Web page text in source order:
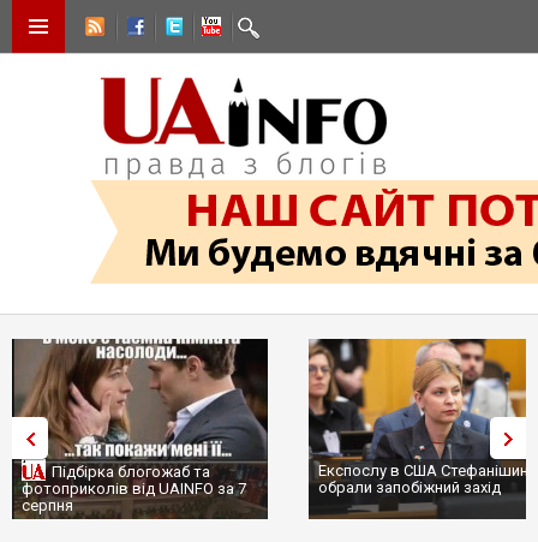
Підбірка блогожаб та
фотоприколів від UAINFO за 7
серпня
Експослу в США
обрали запобіжний захід